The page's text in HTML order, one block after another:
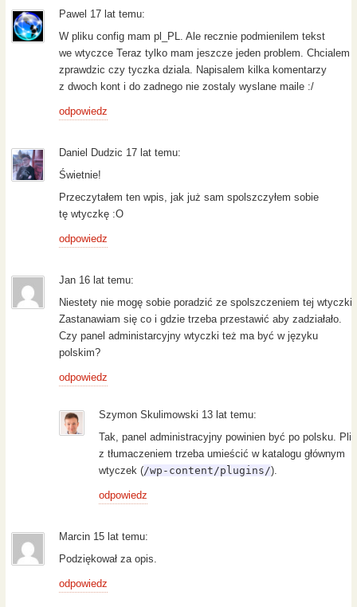
Pawel 17 lat temu:
W pliku config mam pl_PL. Ale recznie podmienilem tekst
we wtyczce Teraz tylko mam jeszcze jeden problem. Chcialem
zprawdzic czy tyczka dziala. Napisalem kilka komentarzy
z dwoch kont i do zadnego nie zostaly wyslane maile :/
odpowiedz
Daniel Dudzic 17 lat temu:
Świetnie!
Przeczytałem ten wpis, jak już sam spolszczyłem sobie
tę wtyczkę :O
odpowiedz
Jan 16 lat temu:
Niestety nie mogę sobie poradzić ze spolszczeniem tej wtyczki.
Zastanawiam się co i gdzie trzeba przestawić aby zadziałało.
Czy panel administarcyjny wtyczki też ma być w języku
polskim?
odpowiedz
Szymon Skulimowski 13 lat temu:
Tak, panel administracyjny powinien być po polsku. Plik
z tłumaczeniem trzeba umieścić w katalogu głównym
wtyczek (/wp-content/plugins/).
odpowiedz
Marcin 15 lat temu:
Podziękował za opis.
odpowiedz